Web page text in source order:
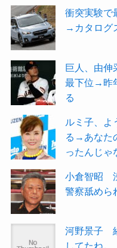
衝突実験で
→カタログ
巨人、由
最下位→昨
る
ルミ子、よ
る→あなた
ったんじゃ
小倉智昭
警察舐めら
河野景子
してたね。